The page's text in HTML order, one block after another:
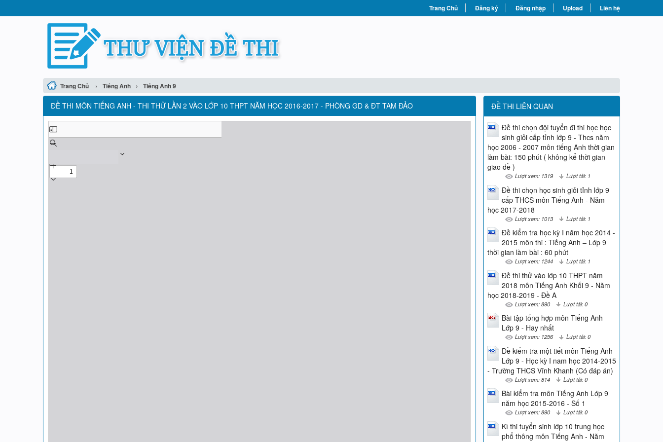
Trang Chủ Đăng ký Đăng nhập Upload Liên hệ
Trang Chủ › Tiếng Anh › Tiếng Anh 9
ĐỀ THI MÔN TIẾNG ANH - THI THỬ LẦN 2 VÀO LỚP 10 THPT NĂM HỌC 2016-2017 - PHÒNG GD & ĐT TAM ĐẢO ĐỀ THI LIÊN QUAN
Đề thi chọn đội tuyển đi thi học học
sinh giỏi cấp tỉnh lớp 9 - Thcs năm
học 2006 - 2007 môn tiếng Anh thời gian
làm bài: 150 phút ( không kể thời gian
giao đề )
Lượt xem: 1319 Lượt tải: 1
Đề thi chọn học sinh giỏi tỉnh lớp 9
cấp THCS môn Tiếng Anh - Năm
học 2017-2018
Lượt xem: 1013 Lượt tải: 1
Đề kiểm tra học kỳ I năm học 2014 -
2015 môn thi : Tiếng Anh – Lớp 9
thời gian làm bài : 60 phút
Lượt xem: 1244 Lượt tải: 1
Đề thi thử vào lớp 10 THPT năm
2018 môn Tiếng Anh Khối 9 - Năm
học 2018-2019 - Đề A
Lượt xem: 890 Lượt tải: 0
Bài tập tổng hợp môn Tiếng Anh
Lớp 9 - Hay nhất
Lượt xem: 1256 Lượt tải: 0
Đề kiểm tra một tiết môn Tiếng Anh
Lớp 9 - Học kỳ I nam học 2014-2015
- Trường THCS Vĩnh Khanh (Có đáp án)
Lượt xem: 814 Lượt tải: 0
Bài kiểm tra môn Tiếng Anh Lớp 9
năm học 2015-2016 - Số 1
Lượt xem: 890 Lượt tải: 0
Kì thi tuyển sinh lớp 10 trung học
phổ thông môn Tiếng Anh - Năm